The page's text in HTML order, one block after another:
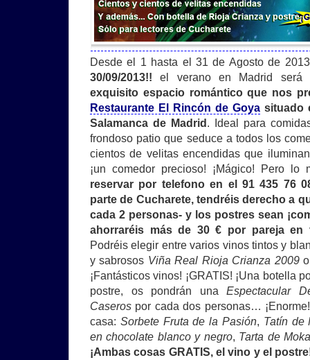
Desde el 1 hasta el 31 de Agosto de
30/09/2013!! el verano en Madrid será
exquisito espacio romántico que nos
Restaurante El Rincón de Goyasituado
Salamanca de Madrid . Ideal para
frondoso patio que seduce a todos los
cientos de velitas encendidas que
¡un comedor precioso! ¡Mágico! Pero
reservar por telefono en el 91 435 76
parte de Cucharete, tendréis derecho a
cada 2 personas- y los postres sean
ahorraréis más de 30 € por pareja en
Podréis elegir entre varios vinos tintos y
y sabrosos Viña Real Rioja Crianza 2009
¡Fantásticos vinos! ¡GRATIS! ¡Una botella
postre, os pondrán unaEspectacular
Caseros por cada dos personas…
casa: Sorbete Fruta de la Pasión, Tatín de
en chocolate blanco y negro, Tarta de
¡Ambas cosas GRATIS, el vino y el